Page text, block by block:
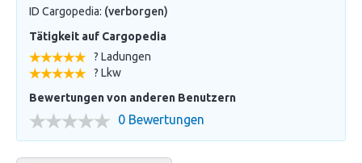
ID Cargopedia: (verborgen)
Tätigkeit auf Cargopedia
? Ladungen
? Lkw
Bewertungen von anderen Benutzern
0 Bewertungen